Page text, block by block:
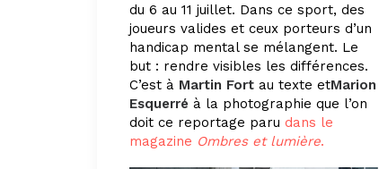
du 6 au 11 juillet. Dans ce sport, des
joueurs valides et ceux porteurs d’un
handicap mental se mélangent. Le
but : rendre visibles les différences.
C’est à Martin Fort au texte etMarion
Esquerré à la photographie que l’on
doit ce reportage paru dans le
magazine Ombres et lumière.